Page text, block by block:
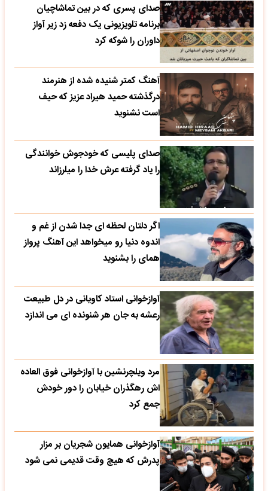
صدای پسری که در بین تماشاچیان
برنامه تلویزیونی یک دفعه زد زیر آواز
داوران را شوکه کرد
آهنگ کمتر شنیده شده از هنرمند
درگذشته حمید هیراد عزیز که حیف
است نشنوید
صدای پلیسی که خودجوش خوانندگی
را یاد گرفته عرش خدا را میلرزاند
اگر دلتان لحظه ای جدا شدن از غم و
اندوه دنیا رو میخواهد این آهنگ پرواز
همای را بشنوید
آوازخوانی استاد کاویانی در دل طبیعت
رعشه به جان هر شنونده ای می اندازد
مرد ویلچرنشین با آوازخوانی فوق العاده
اش رهگذران خیابان را دور خودش
جمع کرد
آوازخوانی همایون شجریان بر مزار
پدرش که هیچ وقت قدیمی نمی شود